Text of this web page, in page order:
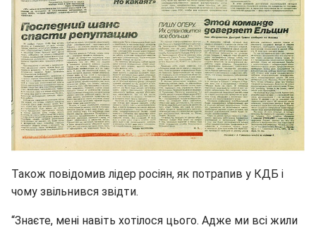
Також повідомив лідер росіян, як потрапив у КДБ і
чому звільнився звідти.
“Знаєте, мені навіть хотілося цього. Адже ми всі жили